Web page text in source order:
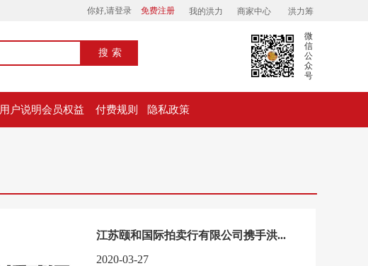
你好,请登录 免费注册 我的洪力 商家中心 洪力筹
搜索
微
信
公
众
号
用户说明会员权益 付费规则 隐私政策
江苏颐和国际拍卖行有限公司携手洪...
2020-03-27